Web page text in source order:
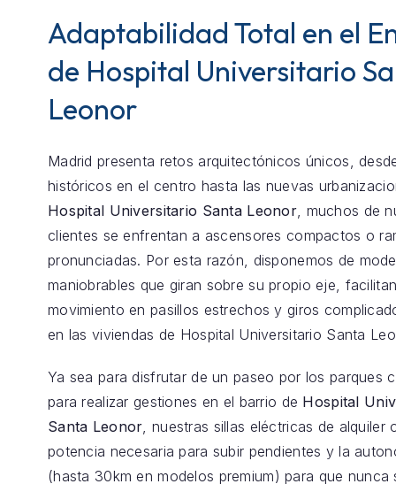
Adaptabilidad Total en el
de Hospital Universitario
Leonor
Madrid presenta retos arquitectónicos únicos,
históricos en el centro hasta las nuevas
Hospital Universitario Santa Leonor, muchos de
clientes se enfrentan a ascensores compactos o
pronunciadas. Por esta razón, disponemos de
maniobrables que giran sobre su propio eje,
movimiento en pasillos estrechos y giros
en las viviendas de Hospital Universitario Santa
Ya sea para disfrutar de un paseo por los parques
para realizar gestiones en el barrio de Hospital
Santa Leonor , nuestras sillas eléctricas de alquiler
potencia necesaria para subir pendientes y la
(hasta 30km en modelos premium) para que nunca